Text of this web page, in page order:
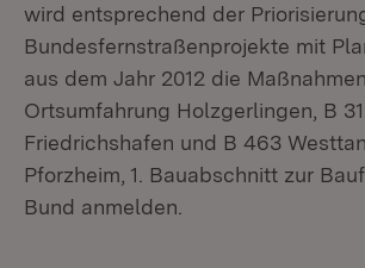
wird entsprechend der
Bundesfernstraßenprojekte mit
aus dem Jahr 2012 die
Ortsumfahrung Holzgerlingen, B
Friedrichshafen und B 463
Pforzheim, 1. Bauabschnitt zur
Bund anmelden.